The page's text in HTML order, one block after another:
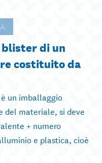
di un
costituito da
un imballaggio
del materiale, si deve
+ numero
e plastica, cioè